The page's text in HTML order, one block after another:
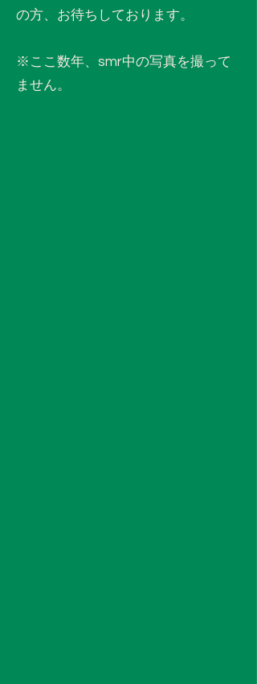
の方、お待ちしております。
​※ここ数年、smr中の写真を撮って
ません。